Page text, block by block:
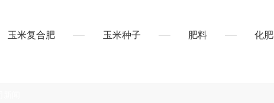
玉米复合肥 玉米种子 肥料 化肥